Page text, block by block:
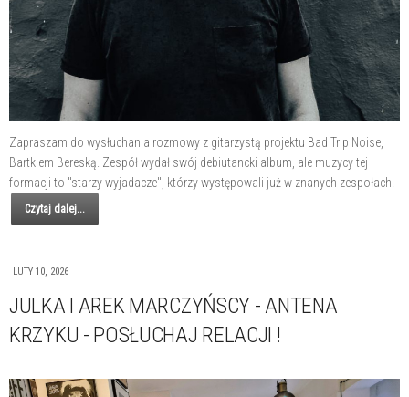
Zapraszam do wysłuchania rozmowy z gitarzystą projektu Bad Trip Noise,
Bartkiem Bereską. Zespół wydał swój debiutancki album, ale muzycy tej
formacji to "starzy wyjadacze", którzy występowali już w znanych zespołach.
Czytaj dalej...
LUTY 10, 2026
JULKA I AREK MARCZYŃSCY - ANTENA
KRZYKU - POSŁUCHAJ RELACJI !